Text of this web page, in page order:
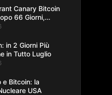
Canary Bitcoin
66 Giorni,
in 2 Giorni Più
in Tutto Luglio
e Bitcoin: la
USA